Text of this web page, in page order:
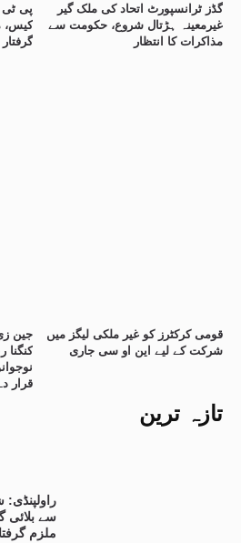
تازہ ترین
سے بلائی
ملزم
پی ٹی
کیس،
گرفتار
گڈز ٹرانسپورٹ اتحاد کی ملک گیر
غیرمعینہ ہڑتال شروع، حکومت سے
مذاکرات کا انتظار
جین
کنگنا
قرار
قومی کرکٹرز کو غیر ملکی لیگز میں
شرکت کے لیے این او سی جاری